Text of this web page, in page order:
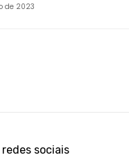
de 2023
sociais